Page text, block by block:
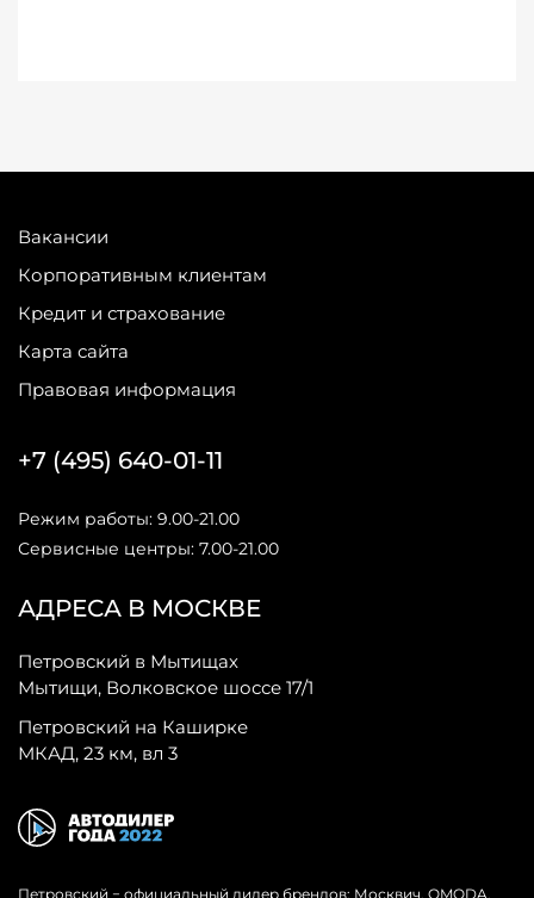
Вакансии
Корпоративным клиентам
Кредит и страхование
Карта сайта
Правовая информация
АДРЕСА В МОСКВЕ
Петровский в Мытищах
Мытищи, Волковское шоссе 17/1
Петровский на Каширке
МКАД, 23 км, вл 3
+7 (495) 640-01-11
Режим работы: 9.00-21.00
Сервисные центры: 7.00-21.00
Петровский − официальный дилер брендов: Москвич, OMODA,